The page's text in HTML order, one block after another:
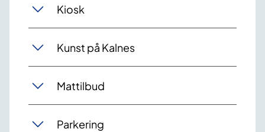
Kiosk
Kunst på Kalnes
Mattilbud
Parkering